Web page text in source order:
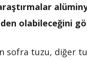
olabileceğini
sofra tuzu, diğer